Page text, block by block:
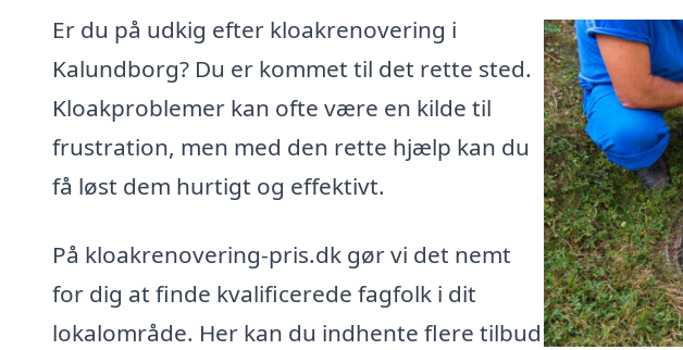
Er du på udkig efter kloakrenovering i
Kalundborg? Du er kommet til det rette sted.
Kloakproblemer kan ofte være en kilde til
frustration, men med den rette hjælp kan du
få løst dem hurtigt og effektivt.
På kloakrenovering-pris.dk gør vi det nemt
for dig at finde kvalificerede fagfolk i dit
lokalområde. Her kan du indhente flere tilbud